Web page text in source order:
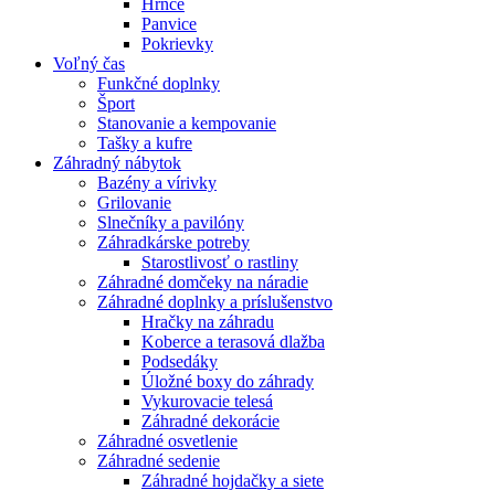
Panvice
Pokrievky
Voľný čas
Funkčné doplnky
Šport
Stanovanie a kempovanie
Tašky a kufre
Záhradný nábytok
Bazény a vírivky
Grilovanie
Slnečníky a pavilóny
Záhradkárske potreby
Starostlivosť o rastliny
Záhradné domčeky na náradie
Záhradné doplnky a príslušenstvo
Hračky na záhradu
Koberce a terasová dlažba
Podsedáky
Úložné boxy do záhrady
Vykurovacie telesá
Záhradné dekorácie
Záhradné osvetlenie
Záhradné sedenie
Záhradné hojdačky a siete